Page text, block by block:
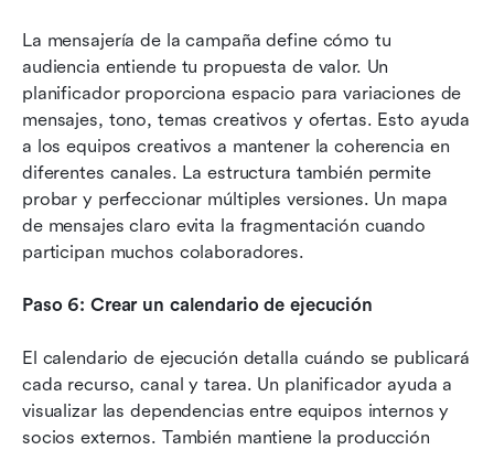
La mensajería de la campaña define cómo tu
audiencia entiende tu propuesta de valor. Un
planificador proporciona espacio para variaciones de
mensajes, tono, temas creativos y ofertas. Esto ayuda
a los equipos creativos a mantener la coherencia en
diferentes canales. La estructura también permite
probar y perfeccionar múltiples versiones. Un mapa
de mensajes claro evita la fragmentación cuando
participan muchos colaboradores.
Paso 6: Crear un calendario de ejecución
El calendario de ejecución detalla cuándo se publicará
cada recurso, canal y tarea. Un planificador ayuda a
visualizar las dependencias entre equipos internos y
socios externos. También mantiene la producción